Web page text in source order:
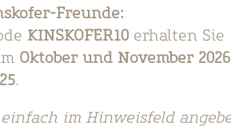
Freunde:
KINSKOFER10 erhalten Sie
Oktober und November 2026
.
im Hinweisfeld